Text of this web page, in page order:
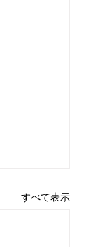
すべて表示